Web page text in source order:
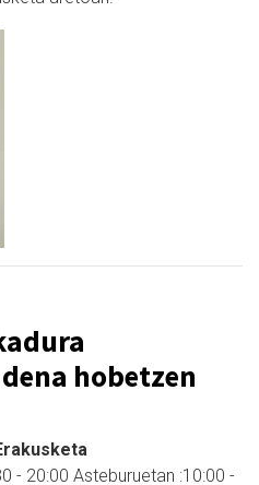
hobetzen
- 20:00 Asteburuetan :10:00 -